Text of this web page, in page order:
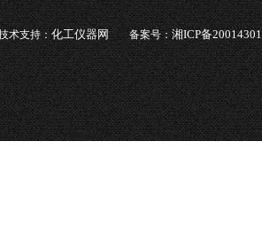
术支持：化工仪器网 备案号：湘ICP备